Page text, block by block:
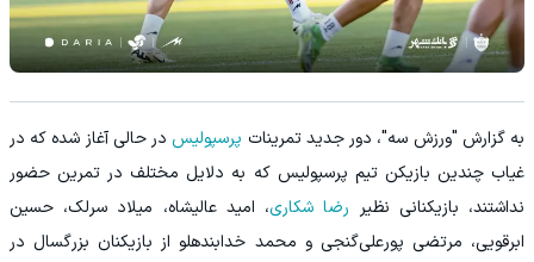
به گزارش "ورزش سه"، دور جدید تمرینات پرسپولیس در حالی آغاز شده که در
غیاب چندین بازیکن تیم پرسپولیس که به دلایل مختلف در تمرین حضور
نداشتند، بازیکنانی نظیر رضا شکاری، امید عالیشاه، میلاد سرلک، حسین
ابرقویی، مرتضی پورعلی‌گنجی و محمد خدابنده‎لو از بازیکنان بزرگسال در